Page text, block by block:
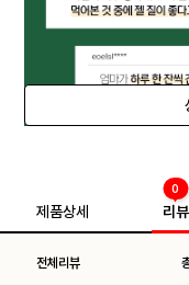
제품상세 리뷰
0
전체리뷰